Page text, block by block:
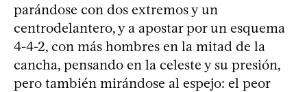
parándose con dos extremos y un
centrodelantero, y a apostar por un esquema
4-4-2, con más hombres en la mitad de la
cancha, pensando en la celeste y su presión,
pero también mirándose al espejo: el peor